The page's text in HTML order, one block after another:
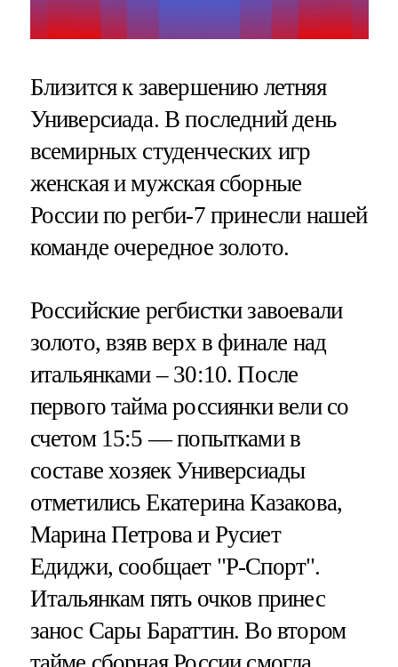
Близится к завершению летняя
Универсиада. В последний день
всемирных студенческих игр
женская и мужская сборные
России по регби-7 принесли нашей
команде очередное золото.
Российские регбистки завоевали
золото, взяв верх в финале над
итальянками – 30:10. После
первого тайма россиянки вели со
счетом 15:5 — попытками в
составе хозяек Универсиады
отметились Екатерина Казакова,
Марина Петрова и Русиет
Едиджи, сообщает "Р-Спорт".
Итальянкам пять очков принес
занос Сары Бараттин. Во втором